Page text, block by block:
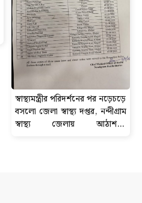
স্বাস্থ্যমন্ত্রীর পরিদর্শনের পর নড়েচড়ে
বসলো জেলা স্বাস্থ্য দপ্তর, নন্দীগ্রাম
স্বাস্থ্য জেলায় আঠাশ-টি